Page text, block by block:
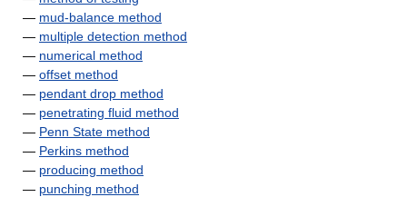
— mud-balance method
— multiple detection method
— numerical method
— offset method
— pendant drop method
— penetrating fluid method
— Penn State method
— Perkins method
— producing method
— punching method